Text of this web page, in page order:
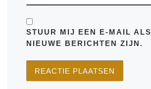
STUUR MIJ EEN E-MAIL
NIEUWE BERICHTEN ZIJN.